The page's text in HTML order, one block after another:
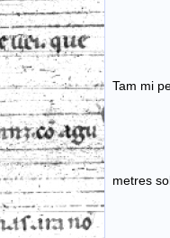
Tam mi
metres